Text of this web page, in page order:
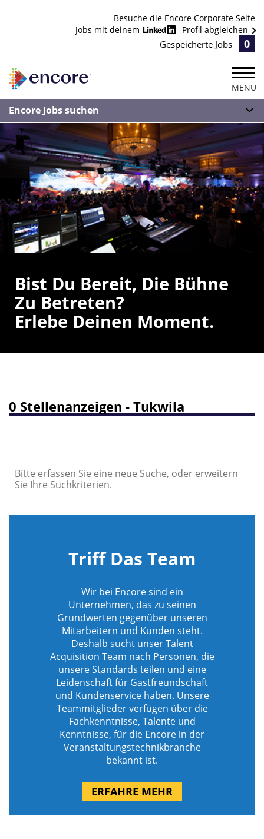
Besuche die Encore Corporate Seite
Jobs mit deinem
-Profil abgleichen
Gespeicherte Jobs 0
MENU
Encore Jobs suchen
Bist Du Bereit, Die Bühne
Zu Betreten?
Erlebe Deinen Moment.
0 Stellenanzeigen - Tukwila
Bitte erfassen Sie eine neue Suche, oder erweitern
Sie Ihre Suchkriterien.
Triff Das Team
Wir bei Encore sind ein
Unternehmen, das zu seinen
Grundwerten gegenüber unseren
Mitarbeitern und Kunden steht.
Deshalb sucht unser Talent
Acquisition Team nach Personen, die
unsere Standards teilen und eine
Leidenschaft für Gastfreundschaft
und Kundenservice haben. Unsere
Teammitglieder verfügen über die
Fachkenntnisse, Talente und
Kenntnisse, für die Encore in der
Veranstaltungstechnikbranche
bekannt ist.
ERFAHRE MEHR